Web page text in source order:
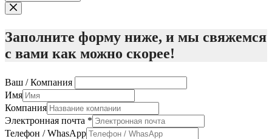
Заполните форму ниже, и мы свяжемся
с вами как можно скорее!
Ваш / Компания
Имя
Компания
Электронная почта *
Телефон / WhasApp